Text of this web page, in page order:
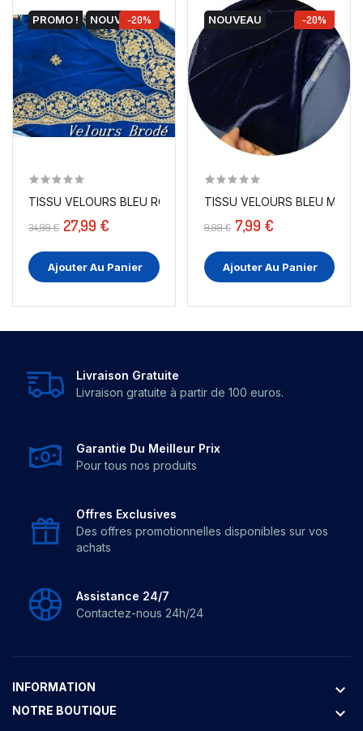
PROMO ! NOUVEAU
-20%
TISSU VELOURS BLEU ROYAL ORNEMENTS DE PERLES ET...
34,99 € 27,99 €
Ajouter Au Panier
NOUVEAU -20%
TISSU VELOURS BLEU
9,99 € 7,99 €
Ajouter Au Panier
Livraison Gratuite
Livraison gratuite à partir de 100 euros.
Garantie Du Meilleur Prix
Pour tous nos produits
Offres Exclusives
Des offres promotionnelles disponibles sur vos
achats
Assistance 24/7
Contactez-nous 24h/24
INFORMATION keyboard_arrow_down
NOTRE BOUTIQUE keyboard_arrow_down